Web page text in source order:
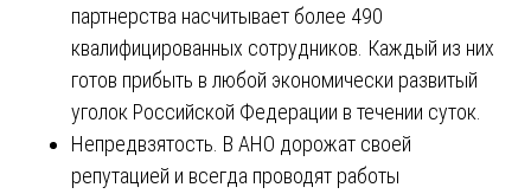
партнерства насчитывает более 490
квалифицированных сотрудников. Каждый из них
готов прибыть в любой экономически развитый
уголок Российской Федерации в течении суток.
Непредвзятость. В АНО дорожат своей
репутацией и всегда проводят работы